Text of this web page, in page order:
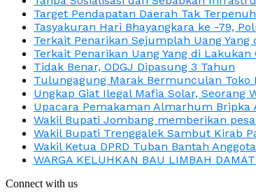
Target Pendapatan Daerah Tak
Tasyakuran Hari Bhayangkara ke -79,
Terkait Penarikan Sejumplah Uang
Terkait Penarikan Uang Yang di
Tidak Benar, ODGJ Dipasung 3 Tahun
Tulungagung Marak Bermunculan Toko
Ungkap Giat Ilegal Mafia Solar, Seorang
Upacara Pemakaman Almarhum
Wakil Bupati Jombang memberikan
Wakil Bupati Trenggalek Sambut Kirab
Wakil Ketua DPRD Tuban Bantah
WARGA KELUHKAN BAU LIMBAH
Connect with us